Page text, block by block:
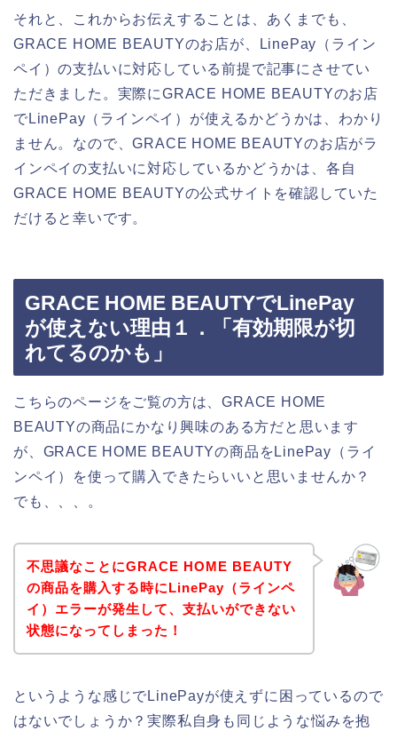
それと、これからお伝えすることは、あくまでも、
GRACE HOME BEAUTYのお店が、LinePay（ライン
ペイ）の支払いに対応している前提で記事にさせてい
ただきました。実際にGRACE HOME BEAUTYのお店
でLinePay（ラインペイ）が使えるかどうかは、わかり
ません。なので、GRACE HOME BEAUTYのお店がラ
インペイの支払いに対応しているかどうかは、各自
GRACE HOME BEAUTYの公式サイトを確認していた
だけると幸いです。
GRACE HOME BEAUTYでLinePay
が使えない理由１．「有効期限が切
れてるのかも」
こちらのページをご覧の方は、GRACE HOME
BEAUTYの商品にかなり興味のある方だと思います
が、GRACE HOME BEAUTYの商品をLinePay（ライ
ンペイ）を使って購入できたらいいと思いませんか？
でも、、、。
不思議なことにGRACE HOME BEAUTY
の商品を購入する時にLinePay（ラインペ
イ）エラーが発生して、支払いができない
状態になってしまった！
というような感じでLinePayが使えずに困っているので
はないでしょうか？実際私自身も同じような悩みを抱